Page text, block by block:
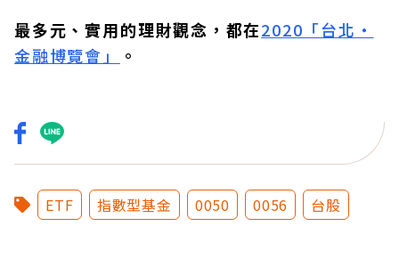
最多元、實用的理財觀念，都在2020「台北‧
金融博覽會」
。
ETF 指數型基金 0050 0056 台股